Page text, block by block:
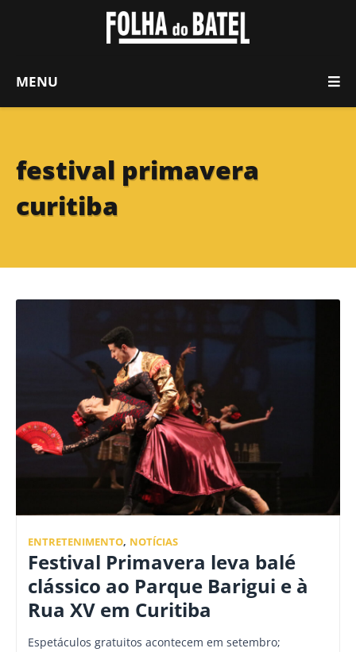
MENU
festival primavera
curitiba
ENTRETENIMENTO, NOTÍCIAS
Festival Primavera leva balé
clássico ao Parque Barigui e à
Rua XV em Curitiba
Espetáculos gratuitos acontecem em setembro;